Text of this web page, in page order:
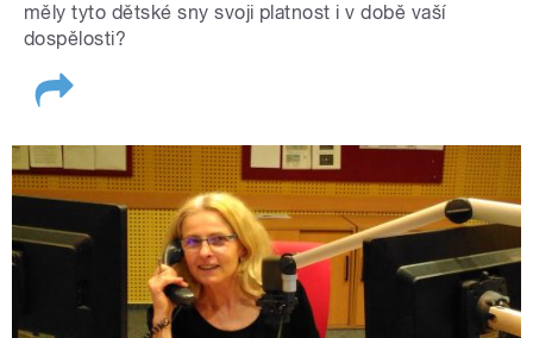
měly tyto dětské sny svoji platnost i v době vaší
dospělosti?